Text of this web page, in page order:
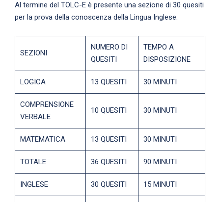
Al termine del TOLC-E è presente una sezione di 30 quesiti
per la prova della conoscenza della Lingua Inglese.
SEZIONI
NUMERO DI
QUESITI
TEMPO A
DISPOSIZIONE
LOGICA 13 QUESITI 30 MINUTI
COMPRENSIONE
VERBALE
10 QUESITI 30 MINUTI
MATEMATICA 13 QUESITI 30 MINUTI
TOTALE 36 QUESITI 90 MINUTI
INGLESE 30 QUESITI 15 MINUTI